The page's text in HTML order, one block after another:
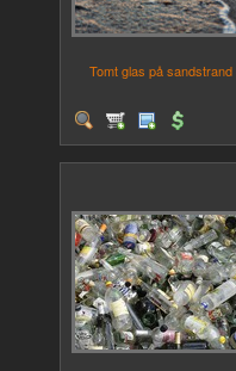
Tomt glas på sandstrand